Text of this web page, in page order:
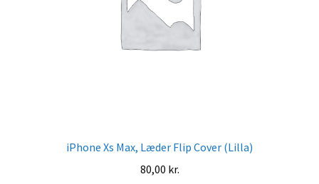
iPhone Xs Max, Læder Flip Cover (Lilla)
80,00 kr.